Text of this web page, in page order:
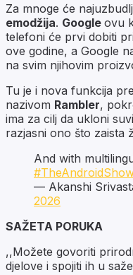
Za mnoge će
emodžija. Google ovu
telefoni će prvi dobiti
ove godine, a Google
na svim njihovim
Tu je i nova funkcija
nazivom Rambler,
ima za cilj da ukloni
razjasni ono što zaista
And with
— Akanshi
2026
SAŽETA PORUKA
,,Možete govoriti
djelove i spojiti ih u